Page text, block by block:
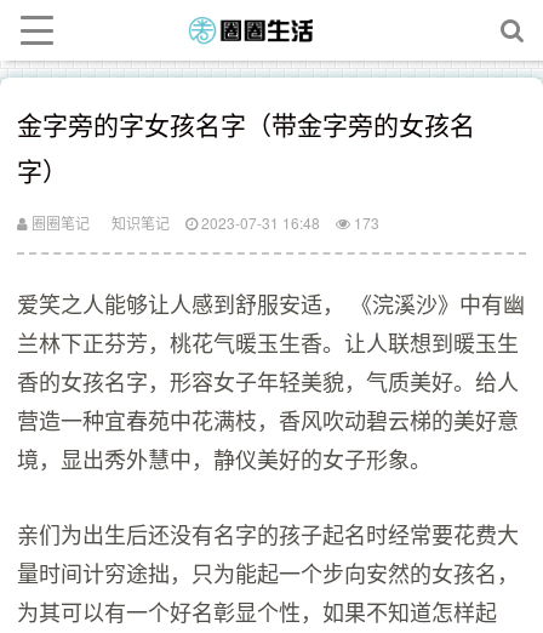
金字旁的字女孩名字（带金字旁的女孩名
字）
圈圈笔记 知识笔记 2023-07-31 16:48 173
爱笑之人能够让人感到舒服安适， 《浣溪沙》中有幽
兰林下正芬芳，桃花气暖玉生香。让人联想到暖玉生
香的女孩名字，形容女子年轻美貌，气质美好。给人
营造一种宜春苑中花满枝，香风吹动碧云梯的美好意
境，显出秀外慧中，静仪美好的女子形象。
亲们为出生后还没有名字的孩子起名时经常要花费大
量时间计穷途拙，只为能起一个步向安然的女孩名，
为其可以有一个好名彰显个性，如果不知道怎样起